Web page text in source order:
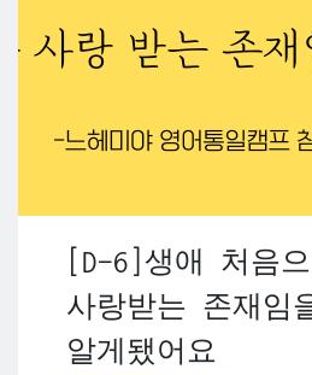
[D-6]생애 처음
사랑받는 존재임
알게됐어요